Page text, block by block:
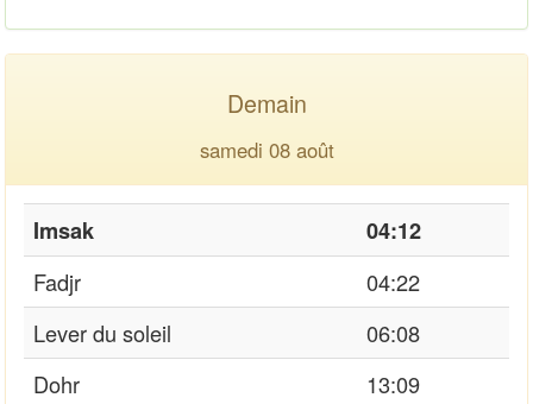
Demain
samedi 08 août
Imsak
04:12
Fadjr
04:22
Lever du soleil
06:08
Dohr
13:09